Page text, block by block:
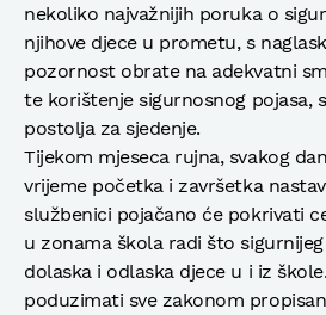
nekoliko najvažnijih poruka o
njihove djece u prometu, s
pozornost obrate na adekvatni
te korištenje sigurnosnog pojasa,
postolja za sjedenje.
Tijekom mjeseca rujna, svakog
vrijeme početka i završetka
službenici pojačano će pokrivati
u zonama škola radi što
dolaska i odlaska djece u i iz
poduzimati sve zakonom